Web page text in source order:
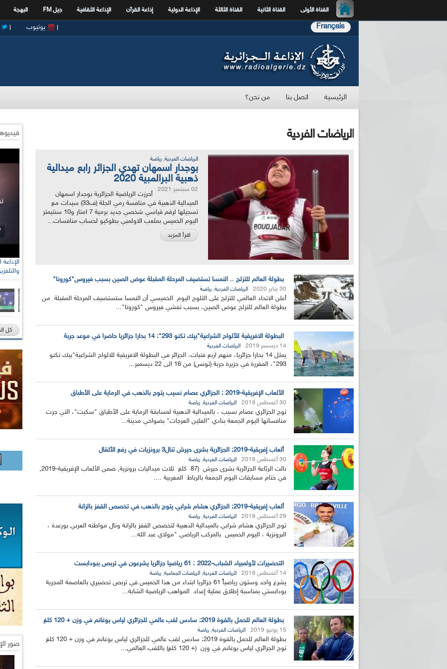
القناة الأولى القناة الثانية القناة الثالثة الإذاعة الدولية إذاعة القرآن الإذاعة الثقافية جيل FM البهجة
Français يوتيوب
الرئيسية اتصل بنا من نحن؟
الرياضات الفردية
الرياضات الفردية, رياضة
بوجدار اسمهان تهدي الجزائر رابع ميدالية
ذهبية البرالمبية 2020
02 سبتمبر 2021
أحرزت الرياضية الجزائرية بوجدار اسمهان
الميدالية الذهبية في منافسة رمي الجلة (ف33) سيدات مع
تسجيلها لرقم قياسي شخصي جديد برمية 7 امتار و10 سنتيمتر
اليوم الخميس بملعب الاولمبي بطوكيو لحساب منافسات...
اقرأ المزيد
بطولة العالم للتزلج .. النمسا تستضيف المرحلة المقبلة عوض الصين بسبب فيروس"كورونا"
30 يناير 2020 الرياضات الفردية, رياضة
أعلن الاتحاد العالمي للتزلج على الثلوج اليوم الخميسي أن النمسا ستستضيف المرحلة المقبلة من
بطولة العالم للتزلج عوض الصين، بسبب تفشي فيروس "كورونا"...
البطولة الافريقية للألواح الشراعية"بيك تكنو 293": 14 بحارا جزائريا حاضرا في موعد جربة
14 ديسمبر 2019 الرياضات الفردية
يمثل 14 بحارا جزائريا، منهم اربع فتيات، الجزائر في البطولة الافريقية للالواح الشراعية"بيك تكنو
293"، المقررة في جزيرة جربة (تونس) من 16 الى 22 ديسمبر...
الألعاب الإفريقية-2019 : الجزائري عصام نسيب يتوج بالذهب في الرماية على الأطباق
30 أغسطس 2019 الرياضات الفردية, رياضة
توج الجزائري عصام نسيب ، بالميدالية الذهبية لمسابقة الرماية على الأطباق "سكيت"، التي جرت
منافساتها اليوم الجمعة بنادي "الفلين العرجات" بضواحي مدينة...
ألعاب إفريقية-2019: الجزائرية بشرى حيرش تنال3 برونزيات في رفع الأثقال
30 أغسطس 2019 الرياضات الفردية, رياضة
نالت الربّاعة الجزائرية بشرى حيرش (87 كلغ ثلاث ميداليات برونزية, ضمن الألعاب الإفريقية-2019,
في ختام مسابقات اليوم الجمعة بالرباط المغربية ....
ألعاب إفريقية-2019: الجزائري هشام شرابي يتوج بالذهب في تخصص القفز بالزانة
29 أغسطس 2019 الرياضات الفردية, رياضة
توج الجزائري هشام شرابي بالميدالية الذهبية لتخصص القفز بالزانة ونال مواطنه العربي بورعدة ،
البرونزية ، اليوم الخميس بالمركب الرياضي "مولاي عبد الله...
التحضيرات لأولمبياد الشباب-2022 : 61 رياضيا جزائريا يشرعون في تربص ببودابست
14 أغسطس 2019 الرياضات الفردية, الرياضات الجماعية, رياضة
يشرع واحد وستون رياضياً 61 جزائريا ابتداء من هذا الخميس في تربص تحضيري بالعاصمة المجرية
بودابستي بمناسبة إطلاق عملية إعداد المواهب الرياضية الشابة...
بطولة العالم للحمل بالقوة 2019: سادس لقب عالمي للجزائري لياس بوغانم في وزن + 120 كلغ
15 يونيو 2019 الرياضات الفردية, رياضة
بطولة العالم للحمل بالقوة 2019: سادس لقب عالمي للجزائري لياس بوغانم في وزن + 120 كلغ
توج الجزائري لياس بوغانم في وزن (+ 120 كلغ) باللقب العالمي...
كل
صور